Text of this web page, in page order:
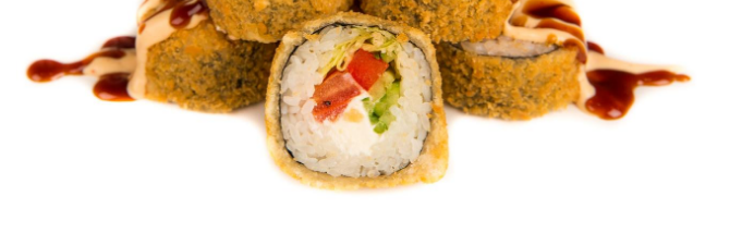
(Ziepniekkalns)
25144383
(Jūrmala)